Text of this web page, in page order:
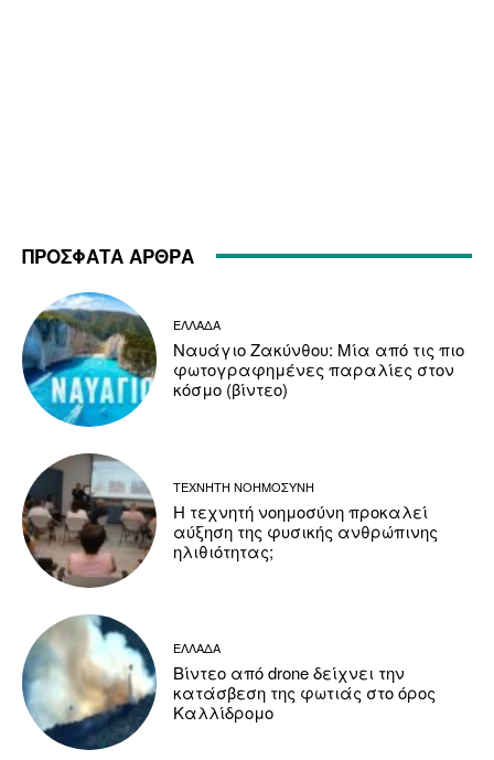
ΠΡΟΣΦΑΤΑ ΑΡΘΡΑ
ΕΛΛΑΔΑ
Ναυάγιο Ζακύνθου: Μία από τις πιο
φωτογραφημένες παραλίες στον
κόσμο (βίντεο)
ΤΕΧΝΗΤΗ ΝΟΗΜΟΣΥΝΗ
Η τεχνητή νοημοσύνη προκαλεί
αύξηση της φυσικής ανθρώπινης
ηλιθιότητας;
ΕΛΛΑΔΑ
Βίντεο από drone δείχνει την
κατάσβεση της φωτιάς στο όρος
Καλλίδρομο